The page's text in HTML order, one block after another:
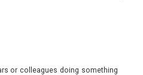
or colleagues doing something